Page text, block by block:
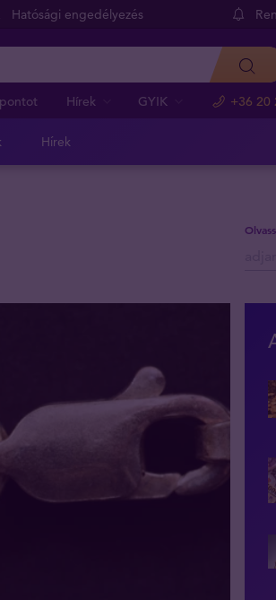
Hatósági engedélyezés
Hírek GYIK +36 20
Hírek